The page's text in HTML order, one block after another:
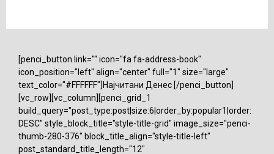
[penci_button link="" icon="fa fa-address-book"
icon_position="left" align="center" full="1" size="large"
text_color="#FFFFFF"]Најчитани Денес [/penci_button]
[vc_row][vc_column][penci_grid_1
build_query="post_type:post|size:6|order_by:popular1|order:
DESC" style_block_title="style-title-grid" image_size="penci-
thumb-280-376" block_title_align="style-title-left"
post_standard_title_length="12"